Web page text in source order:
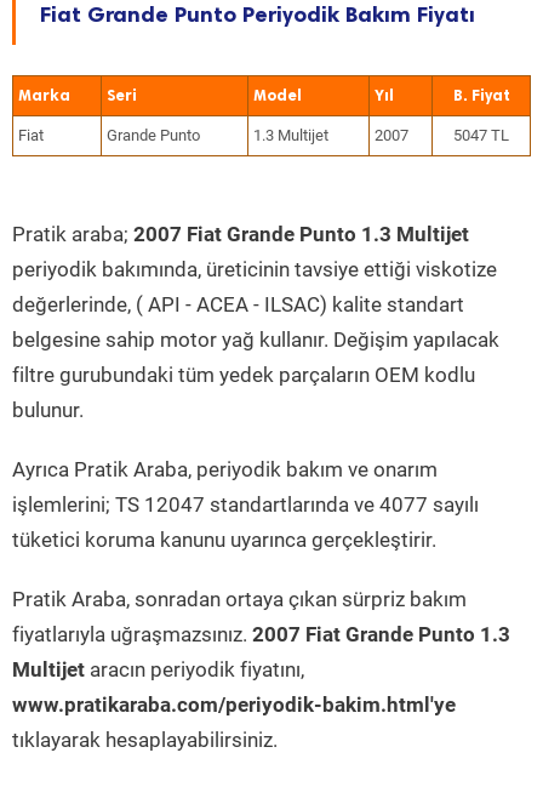
Fiat Grande Punto Periyodik Bakım Fiyatı
Marka Seri Model Yıl
Fiat Grande Punto 1.3 Multijet 2007 5047 TL
Pratik araba; 2007 Fiat Grande Punto 1.3 Multijet
periyodik bakımında, üreticinin tavsiye ettiği viskotize
değerlerinde, ( API - ACEA - ILSAC) kalite standart
belgesine sahip motor yağ kullanır. Değişim yapılacak
filtre gurubundaki tüm yedek parçaların OEM kodlu
bulunur.
Ayrıca Pratik Araba, periyodik bakım ve onarım
işlemlerini; TS 12047 standartlarında ve 4077 sayılı
tüketici koruma kanunu uyarınca gerçekleştirir.
Pratik Araba, sonradan ortaya çıkan sürpriz bakım
fiyatlarıyla uğraşmazsınız. 2007 Fiat Grande Punto 1.3
Multijet aracın periyodik fiyatını,
www.pratikaraba.com/periyodik-bakim.html'ye
tıklayarak hesaplayabilirsiniz.